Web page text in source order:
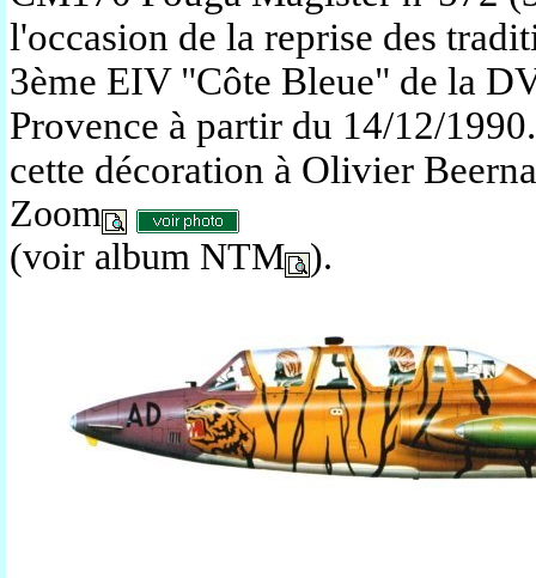
l'occasion de la reprise des
3ème EIV "Côte Bleue" de la
Provence à partir du 14/12/
cette décoration à Olivier
Zoom
(voir album NTM
).